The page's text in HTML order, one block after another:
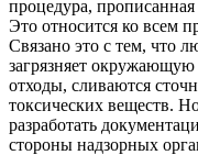
процедура,
Это относится ко всем
Связано это с тем, что
загрязняет
отходы, сливаются
токсических веществ.
разработать
стороны надзорных